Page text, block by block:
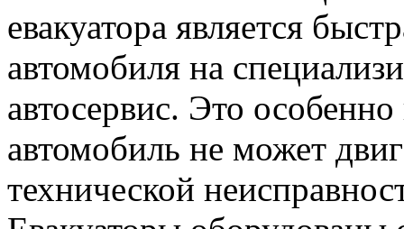
евакуатора является
автомобиля на
автосервис. Это
автомобиль не может
технической